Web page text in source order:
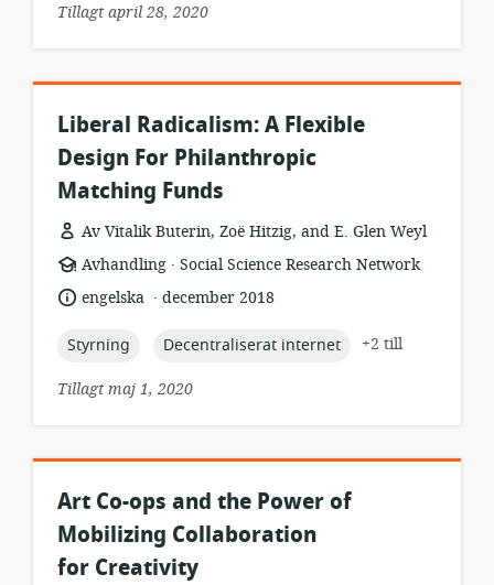
Tillagt april 28, 2020
Liberal Radicalism: A Flexible
Design For Philanthropic
Matching Funds
Av Vitalik Buterin, Zoë Hitzig, and E. Glen Weyl
resursformat:
Avhandling .
utgivare:
Social Science Research Network
språk:engelska .
publiceringsdatum:
december 2018
topic:
Styrning topic:
Decentraliserat internet
+2 till
Tillagt maj 1, 2020
Art Co-ops and the Power of
Mobilizing Collaboration
for Creativity